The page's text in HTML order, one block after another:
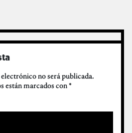
no será publicada.
están marcados con*